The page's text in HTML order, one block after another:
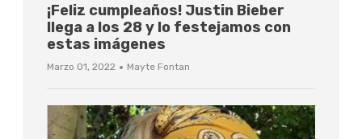
¡Feliz cumpleaños! Justin Bieber
llega a los 28 y lo festejamos con
estas imágenes
Marzo 01, 2022 · Mayte Fontan